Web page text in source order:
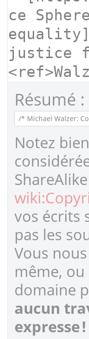
Résumé :
Notez
vos écrits
pas les
Vous
même, ou
domaine
aucun
expresse !